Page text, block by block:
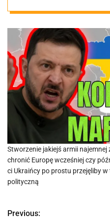
Stworzenie jakiejś armii
chronić Europę wcześniej czy
ci Ukraińcy po prostu przejęliby
polityczną
N
Previous: